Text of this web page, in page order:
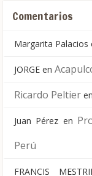
Comentarios
Margarita Palacios
JORGE en
Ricardo Peltier en
Juan Pérez en
Perú
FRANCIS